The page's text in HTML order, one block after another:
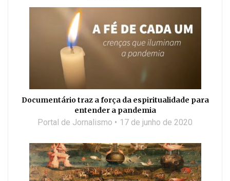
Documentário traz a força da espiritualidade para
entender a pandemia
Portal de Jornalismo 17 de junho de 2020